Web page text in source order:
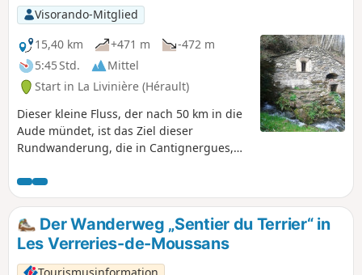
Nicht-Naturisten befindet sich amersten
Durchgangspunkt ein Parkplatz, der auf
der Karte, aber nicht an der Straße
gekennzeichnet ist und als Start- und
Zielpunkt dienen kann.
Visorando-Mitglied
15,40 km
+471 m
-472 m
5:45 Std.
Mittel
Start in La Livinière (Hérault)
Dieser kleine Fluss, der nach 50 km in die
Aude mündet, ist das Ziel dieser
Rundwanderung, die in Cantignergues,
Departement Hérault, beginnt und bis zu
seiner Quelle in der Nähe des Dorfes
Ferrals-les-Montagne, einem Dorf im
Regionalen Naturpark Haut-Languedoc,
führt. In der Nähe des gemauerten
„Wachhäuschens”, aus dem das Wasser
Der Wanderweg „Sentier du Terrier“ in
Les Verreries-de-Moussans